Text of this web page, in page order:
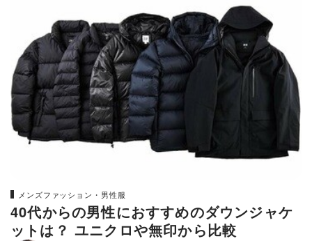
メンズファッション・男性服
40代からの男性におすすめのダウンジャケ
ットは？ ユニクロや無印から比較